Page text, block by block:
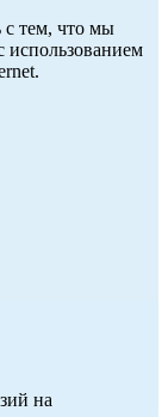
с тем, что мы
использованием
на